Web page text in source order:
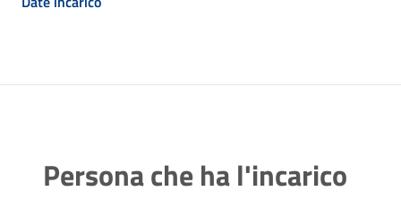
Persona che ha l'incarico